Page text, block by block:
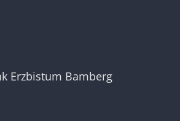
Erzbistum Bamberg